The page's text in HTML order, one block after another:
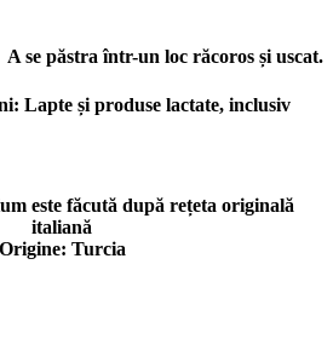
A se păstra într-un loc răcoros și uscat.
Lapte și produse lactate, inclusiv
este făcută după rețeta originală
italiană
Origine: Turcia